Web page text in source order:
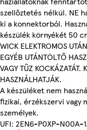
szellőztetés nélkül. NE
ki a konnektorból.
készülék környékét 50
WICK ELEKTROMOS
EGYÉB UTÁNTÖLTŐ
VAGY TŰZ
HASZNÁLHATJÁK.
A készüléket nem
fizikai, érzékszervi vagy
személyek.
UFI: 2EN6-P0XP-N00A-